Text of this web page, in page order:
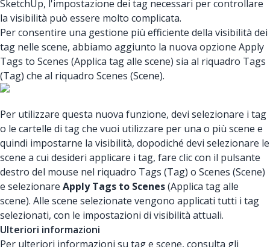
SketchUp, l'impostazione dei tag necessari per controllare
la visibilità può essere molto complicata.
Per consentire una gestione più efficiente della visibilità dei
tag nelle scene, abbiamo aggiunto la nuova opzione Apply
Tags to Scenes (Applica tag alle scene) sia al riquadro Tags
(Tag) che al riquadro Scenes (Scene).
Per utilizzare questa nuova funzione, devi selezionare i tag
o le cartelle di tag che vuoi utilizzare per una o più scene e
quindi impostarne la visibilità, dopodiché devi selezionare le
scene a cui desideri applicare i tag, fare clic con il pulsante
destro del mouse nel riquadro Tags (Tag) o Scenes (Scene)
e selezionare Apply Tags to Scenes(Applica tag alle
scene). Alle scene selezionate vengono applicati tutti i tag
selezionati, con le impostazioni di visibilità attuali.
Ulteriori informazioni
Per ulteriori informazioni su tag e scene, consulta gli